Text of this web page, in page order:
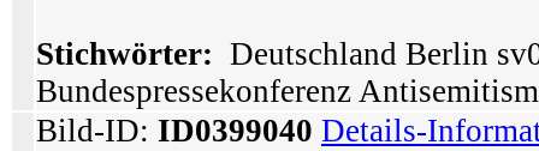
Stichwörter: Deutschland Berlin
Bundespressekonferenz
Bild-ID: ID0399040 Details-